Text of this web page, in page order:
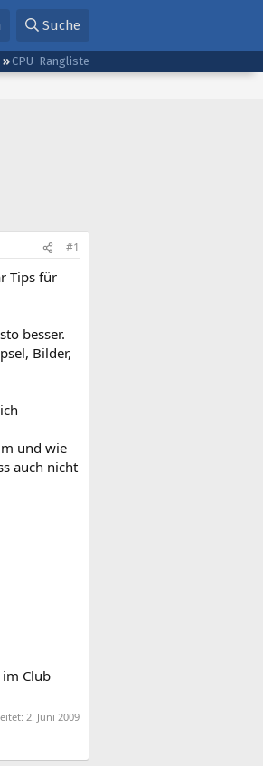
Suche
CPU-Rangliste
#1
Tips für
besser.
Bilder,
und wie
auch nicht
Club
2. Juni 2009